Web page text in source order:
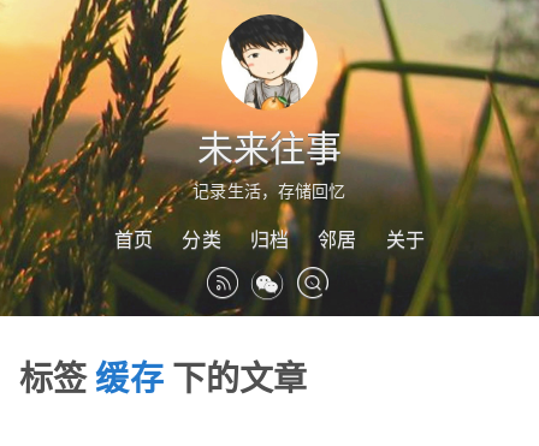
未来往事
记录生活，存储回忆
首页 分类 归档 邻居 关于
标签缓存下的文章